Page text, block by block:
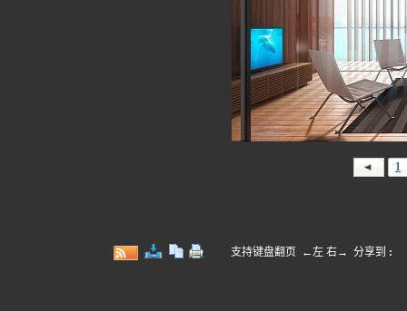
1
支持键盘翻页 ←左 右→ 分享到 :